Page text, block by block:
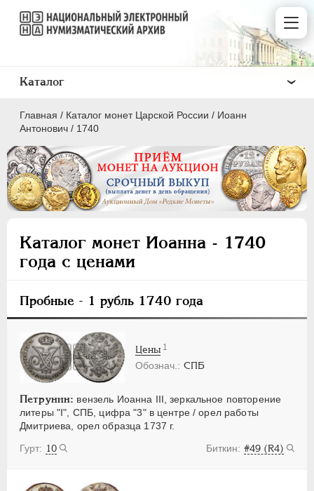
Главная / Каталог монет Царской России / Иоанн
Антонович / 1740
Каталог монет Иоанна - 1740
года с ценами
Пробные - 1 рубль 1740 года
СПБ
Петрунин: вензель Иоанна III, зеркальное повторение
литеры "I", СПБ, цифра "3" в центре / орел работы
Дмитриева, орел образца 1737 г.
10
#49 (R4)
Цены 1
Каталог
ПEТР I 1699 - 1725
ПЕТР II 1727-1729
АННА ИОАННОВНА 1730-1740
ЕЛИЗАВЕТА 1741-1762
ПЕТР III 1762-1762
ЕКАТЕРИНА II 1762-1796
ПАВЕЛ I 1796-1801
АЛЕКСАНДР I 1801-1825
НИКОЛАЙ I 1826-1855
АЛЕКСАНДР II 1855-1881
НИКОЛАЙ II
ВРЕМЕННОЕ ПРАВ.